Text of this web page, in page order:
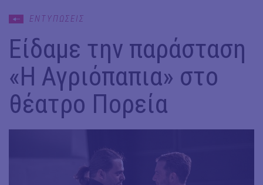
ΕΝΤΥΠΩΣΕΙΣ
Είδαμε την παράσταση
«Η Αγριόπαπια» στο
θέατρο Πορεία